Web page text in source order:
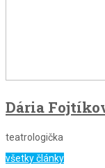
Dária
teatrologička
všetky články